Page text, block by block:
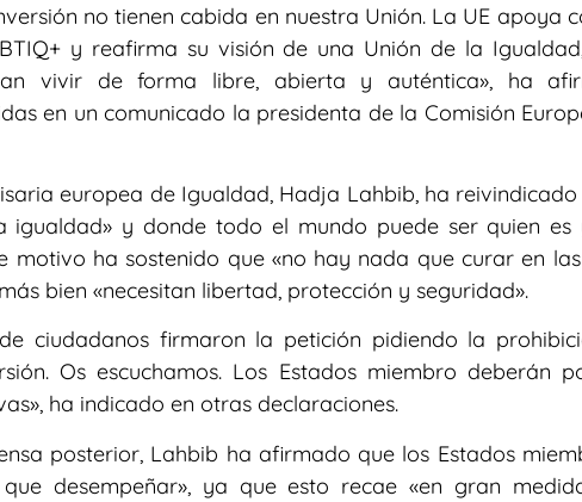
no tienen cabida en nuestra Unión. La UE apoya
y reafirma su visión de una Unión de la
vivir de forma libre, abierta y auténtica», ha
en un comunicado la presidenta de la Comisión
europea de Igualdad, Hadja Lahbib, ha reivindicado
igualdad» y donde todo el mundo puede ser quien
motivo ha sostenido que «no hay nada que curar en
bien «necesitan libertad, protección y seguridad».
ciudadanos firmaron la petición pidiendo la
Os escuchamos. Los Estados miembro deberán
ha indicado en otras declaraciones.
posterior, Lahbib ha afirmado que los Estados
desempeñar», ya que esto recae «en gran